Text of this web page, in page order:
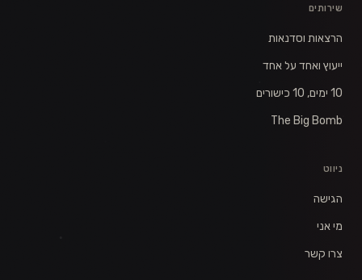
שירותים
הרצאות וסדנאות
ייעוץ ואחד על אחד
10 ימים, 10 כישורים
The Big Bomb
ניווט
הגישה
מי אני
צרו קשר